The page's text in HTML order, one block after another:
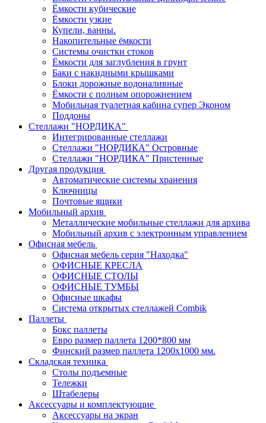
Ёмкости кубические
Ёмкости узкие
Купели, ванны.
Накопительные ёмкости
Системы очистки стоков
Ёмкости для заглубления в грунт
Баки с накидными крышками
Блоки дорожные водоналивные
Ёмкости с полным опорожнением
Мобильная туалетная кабина супер Эконом
Поддоны
Стеллажи "НОРДИКА"
Интегрированные стеллажи
Стеллажи "НОРДИКА" Островные
Стеллажи "НОРДИКА" Пристенные
Другая продукция
Автоматические системы хранения
Ключницы
Почтовые ящики
Мобильный архив
Металлические мобильные стеллажи для архива
Мобильный архив с электронным управлением
Офисная мебель
Офисная мебель серия "Находка"
ОФИСНЫЕ КРЕСЛА
ОФИСНЫЕ СТОЛЫ
ОФИСНЫЕ ТУМБЫ
Офисные шкафы
Система открытых стеллажей Combik
Паллеты
Бокс паллеты
Евро размер паллета 1200*800 мм
Финский размер паллета 1200х1000 мм.
Складская техника
Столы подъемные
Тележки
Штабелеры
Аксессуары и комплектующие
Аксессуары на экран